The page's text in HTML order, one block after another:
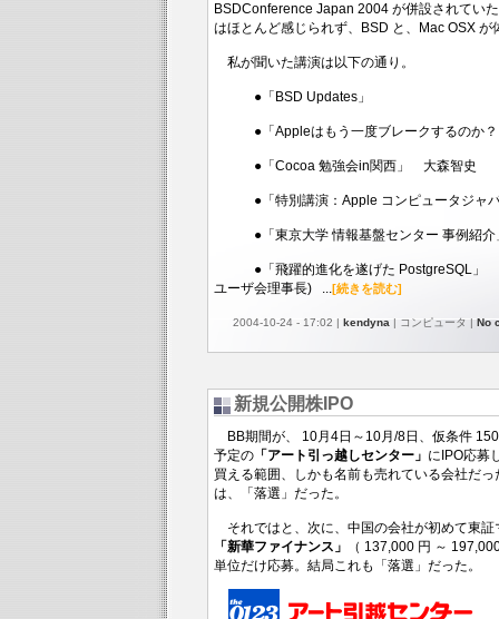
BSDConference Japan 2004 が併設されてい
はほとんど感じられず、BSD と、Mac OSX が
私が聞いた講演は以下の通り。
●「BSD Updates」
●「Appleはもう一度ブレークするのか？
●「Cocoa 勉強会in関西」 大森智史
●「特別講演：Apple コンピュータジャ
●「東京大学 情報基盤センター 事例紹介
●「飛躍的進化を遂げた PostgreSQL」
ユーザ会理事長) ...[続きを読む]
2004-10-24 - 17:02 | kendyna | コンピュータ |No
新規公開株IPO
BB期間が、 10月4日～10月/8日、仮条件
予定の 「アート引っ越しセンター」 にIPO応募
買える範囲、しかも名前も売れている会社だ
は、「落選」だった。
それではと、次に、中国の会社が初めて東証
「新華ファイナンス」
（ 137,000 円 ～
単位だけ応募。結局これも「落選」だった。